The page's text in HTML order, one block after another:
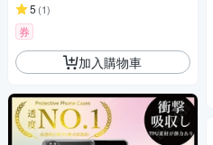
5 (1)
券
加入購物車